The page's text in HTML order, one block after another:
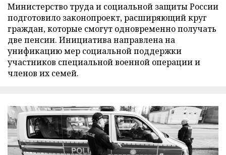
Министерство труда и социальной защиты России
подготовило законопроект, расширяющий круг
граждан, которые смогут одновременно получать
две пенсии. Инициатива направлена на
унификацию мер социальной поддержки
участников специальной военной операции и
членов их семей.